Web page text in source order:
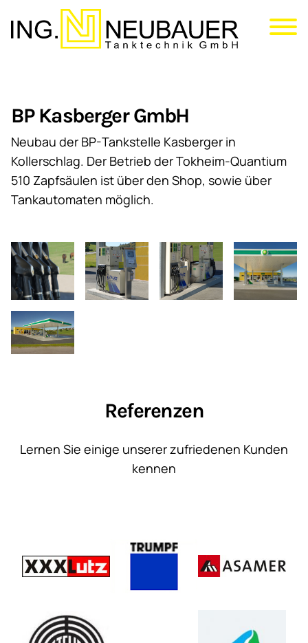
zum
Inhalt
BP Kasberger GmbH
Neubau der BP-Tankstelle Kasberger in
Kollerschlag. Der Betrieb der Tokheim-Quantium
510 Zapfsäulen ist über den Shop, sowie über
Tankautomaten möglich.
Referenzen
Lernen Sie einige unserer zufriedenen Kunden
kennen